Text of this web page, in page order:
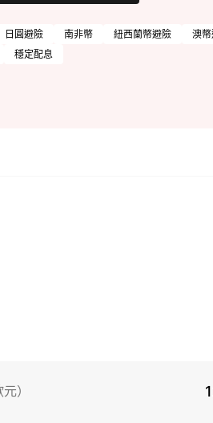
日圓避險 南非幣 紐西蘭幣避險
澳
穩定配息
）